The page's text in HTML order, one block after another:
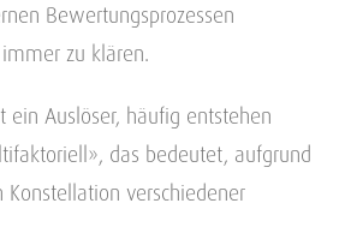
Bewertungsprozessen
zu klären.
ein Auslöser, häufig entstehen
das bedeutet, aufgrund
Konstellation verschiedener